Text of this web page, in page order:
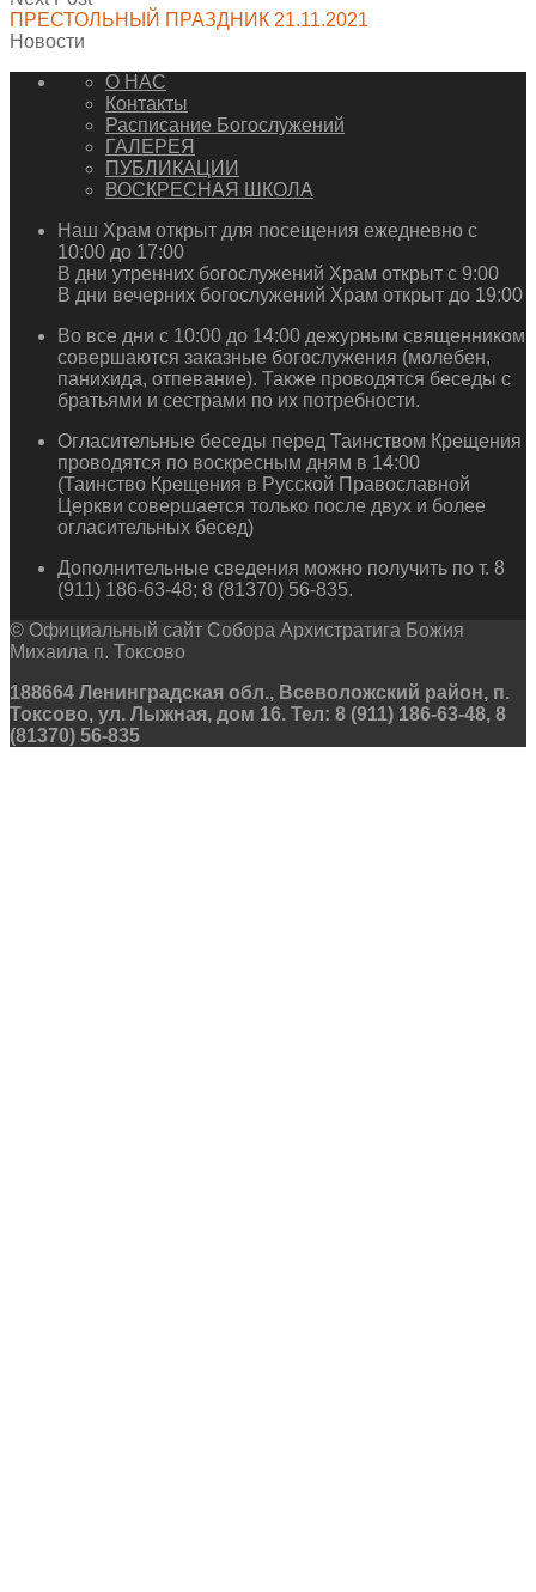
ПРЕСТОЛЬНЫЙ ПРАЗДНИК 21.11.2021
Новости
О НАС
Контакты
Расписание Богослужений
ГАЛЕРЕЯ
ПУБЛИКАЦИИ
ВОСКРЕСНАЯ ШКОЛА
Наш Храм открыт для посещения ежедневно с
10:00 до 17:00
В дни утренних богослужений Храм открыт с 9:00
В дни вечерних богослужений Храм открыт до 19:00
Во все дни с 10:00 до 14:00 дежурным священником
совершаются заказные богослужения (молебен,
панихида, отпевание). Также проводятся беседы с
братьями и сестрами по их потребности.
Огласительные беседы перед Таинством Крещения
проводятся по воскресным дням в 14:00
(Таинство Крещения в Русской Православной
Церкви совершается только после двух и более
огласительных бесед)
Дополнительные сведения можно получить по т. 8
(911) 186-63-48; 8 (81370) 56-835.
© Официальный сайт Собора Архистратига Божия
Михаила п. Токсово
188664 Ленинградская обл., Всеволожский район, п.
Токсово, ул. Лыжная, дом 16. Тел: 8 (911) 186-63-48, 8
(81370) 56-835